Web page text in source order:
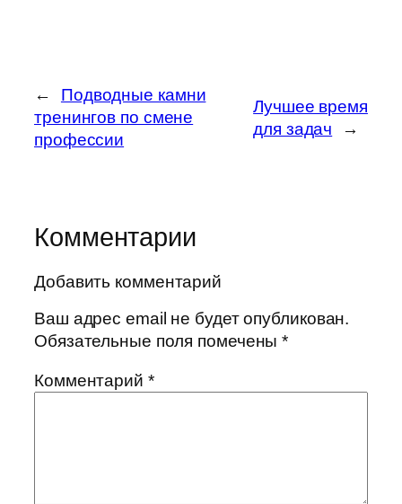
←
Подводные камни
тренингов по смене
профессии
Лучшее время
для задач
→
Комментарии
Добавить комментарий
Ваш адрес email не будет опубликован.
Обязательные поля помечены*
Комментарий *